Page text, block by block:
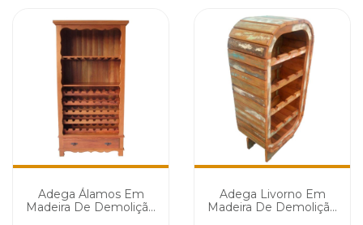
Adega Álamos Em
Madeira De Demolição
Adega Livorno Em
Madeira De Demolição